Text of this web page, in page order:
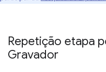
Repetição etapa
Gravador